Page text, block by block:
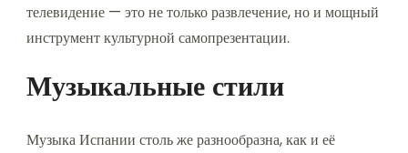
телевидение — это не только развлечение, но и мощный
инструмент культурной самопрезентации.
Музыкальные стили
Музыка Испании столь же разнообразна, как и её